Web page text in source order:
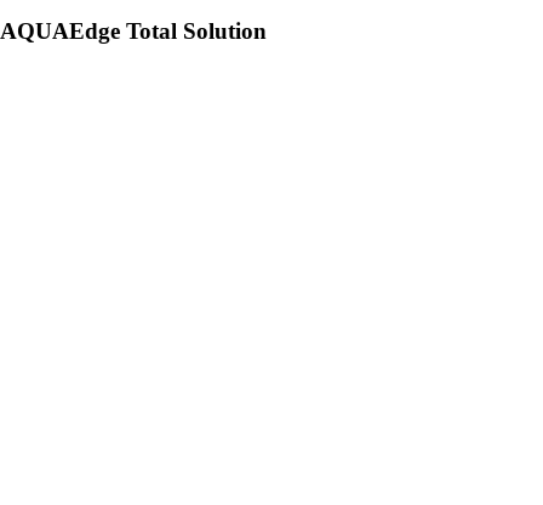
AQUAEdge Total Solution